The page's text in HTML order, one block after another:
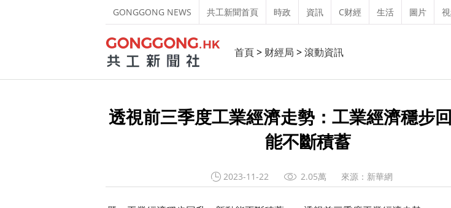
GONGGONG NEWS 共工新聞首頁 時政 資訊 C财經 生活 圖片
首頁> 财經局 >滾動資訊
透視前三季度工業經濟走勢：工業經濟穩步
能不斷積蓄
2023-11-22 2.05萬 來源：新華網